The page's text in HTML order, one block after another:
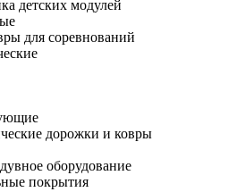
детских модулей
для соревнований
дорожки и ковры
оборудование
покрытия